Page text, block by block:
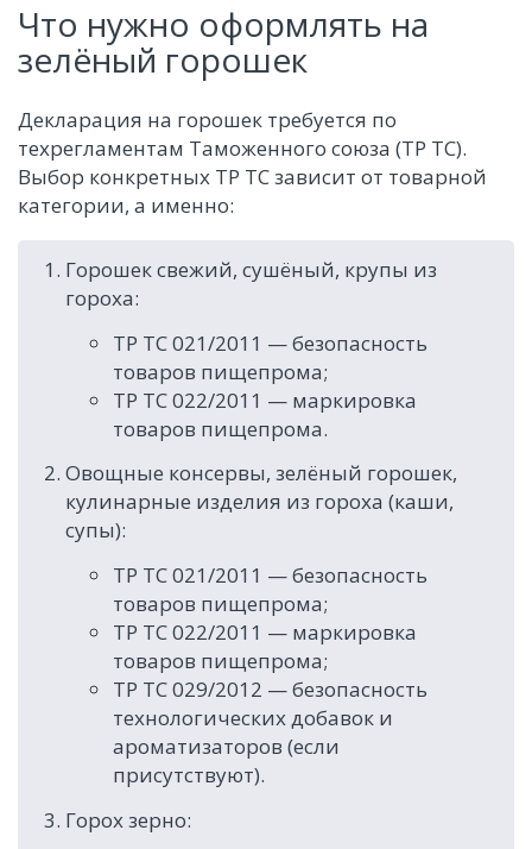
Что нужно оформлять на
зелёный горошек
Декларация на горошек требуется по
техрегламентам Таможенного союза (ТР ТС).
Выбор конкретных ТР ТС зависит от товарной
категории, а именно:
Горошек свежий, сушёный, крупы из
гороха:
ТР ТС 021/2011 — безопасность
товаров пищепрома;
ТР ТС 022/2011 — маркировка
товаров пищепрома.
Овощные консервы, зелёный горошек,
кулинарные изделия из гороха (каши,
супы):
ТР ТС 021/2011 — безопасность
товаров пищепрома;
ТР ТС 022/2011 — маркировка
товаров пищепрома;
ТР ТС 029/2012 — безопасность
технологических добавок и
ароматизаторов (если
присутствуют).
Горох зерно: